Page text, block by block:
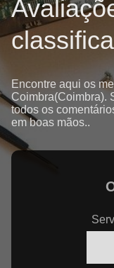
Encontre aqui os
Coimbra(Coimbra).
todos os
em boas mãos..